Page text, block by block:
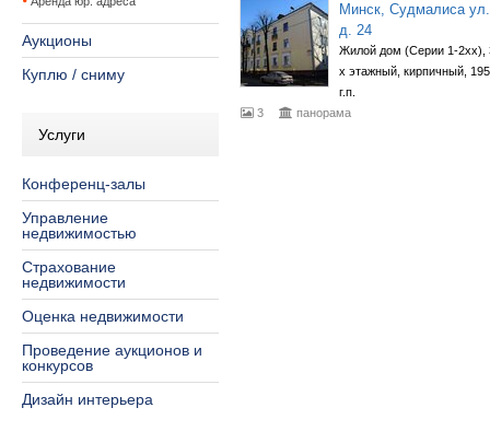
Аукционы
Куплю / сниму
Услуги
Конференц-залы
Управление
недвижимостью
Страхование
недвижимости
Оценка недвижимости
Проведение аукционов и
конкурсов
Дизайн интерьера
Минск, Судмалиса
д. 24
Жилой дом (Серии 1-2хх),
х этажный, кирпичный,
г.п.
3
панорама